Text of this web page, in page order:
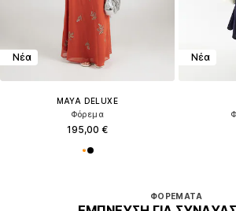
Νέα
MAYA DELUXE
Φόρεμα
195,00 €
Νέα
ΦΟΡΈΜΑΤΑ